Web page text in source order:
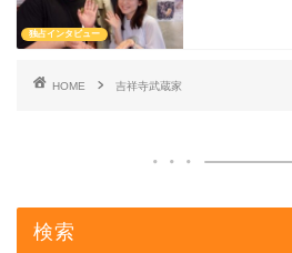
独占インタビュー
HOME 吉祥寺武蔵家
検索